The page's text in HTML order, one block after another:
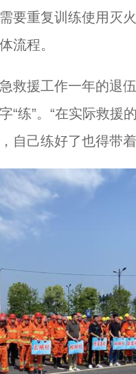
要重复训练使用灭
流程。
援工作一年的退伍
“练”。“在实际救援
自己练好了也得带